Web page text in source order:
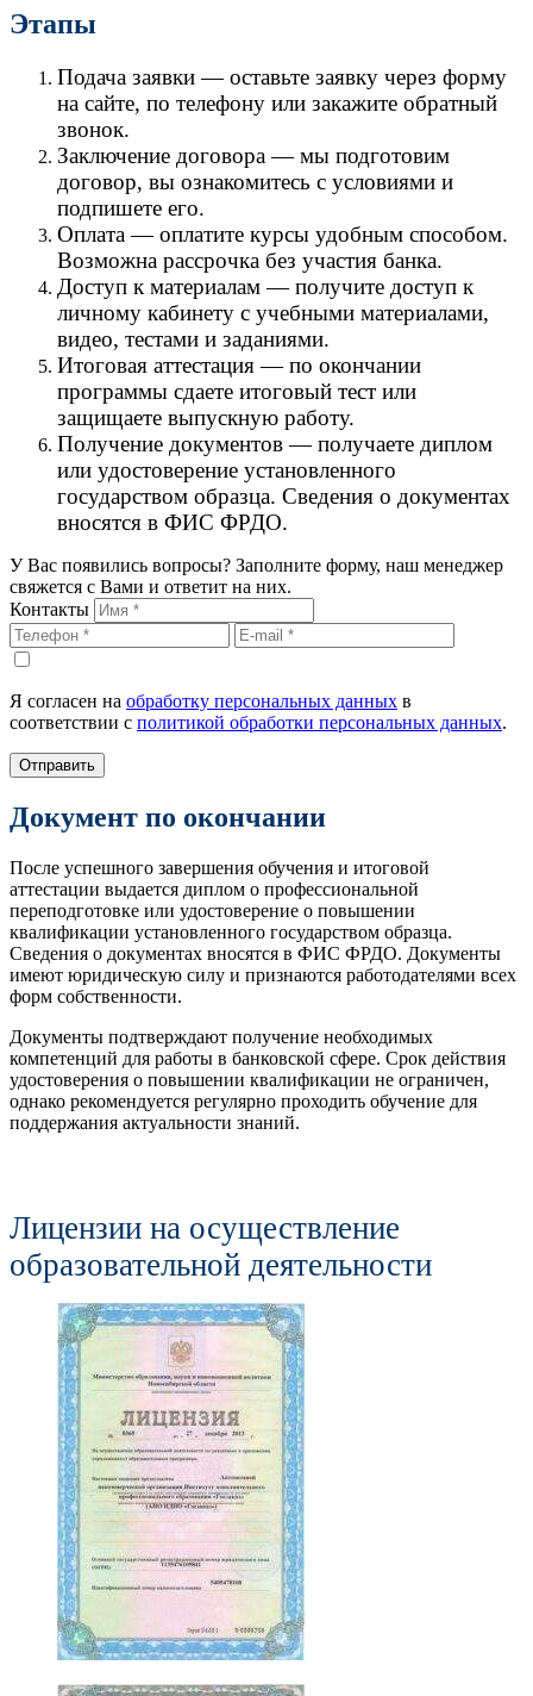
Этапы
Подача заявки — оставьте заявку через форму
на сайте, по телефону или закажите обратный
звонок.
Заключение договора — мы подготовим
договор, вы ознакомитесь с условиями и
подпишете его.
Оплата — оплатите курсы удобным способом.
Возможна рассрочка без участия банка.
Доступ к материалам — получите доступ к
личному кабинету с учебными материалами,
видео, тестами и заданиями.
Итоговая аттестация — по окончании
программы сдаете итоговый тест или
защищаете выпускную работу.
Получение документов — получаете диплом
или удостоверение установленного
государством образца. Сведения о документах
вносятся в ФИС ФРДО.
У Вас появились вопросы? Заполните форму, наш менеджер
свяжется с Вами и ответит на них.
Контакты
Я согласен на обработку персональных данных в
соответствии с политикой обработки персональных данных.
Отправить
Документ по окончании
После успешного завершения обучения и итоговой
аттестации выдается диплом о профессиональной
переподготовке или удостоверение о повышении
квалификации установленного государством образца.
Сведения о документах вносятся в ФИС ФРДО. Документы
имеют юридическую силу и признаются работодателями всех
форм собственности.
Документы подтверждают получение необходимых
компетенций для работы в банковской сфере. Срок действия
удостоверения о повышении квалификации не ограничен,
однако рекомендуется регулярно проходить обучение для
поддержания актуальности знаний.
Лицензии на осуществление
образовательной деятельности